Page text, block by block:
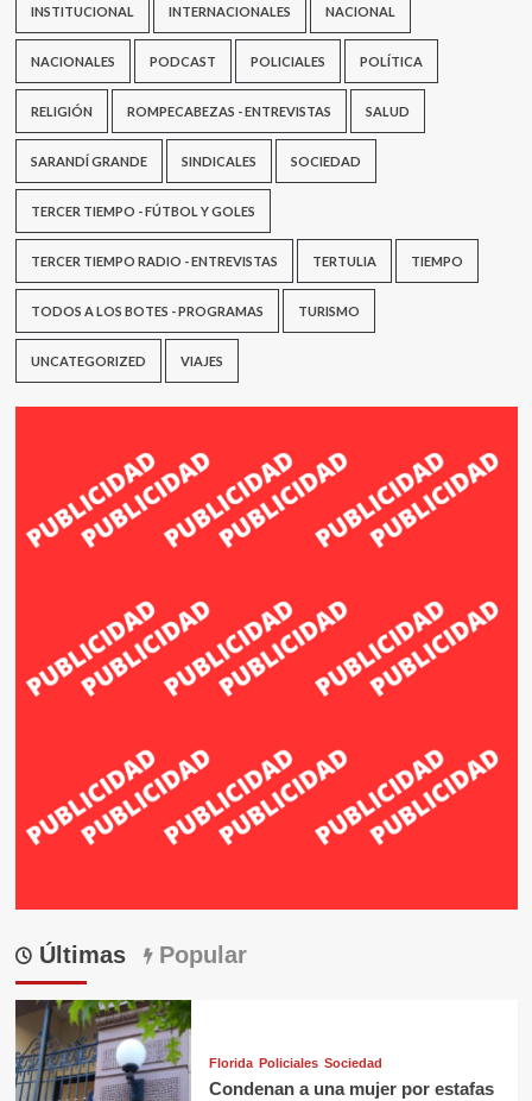
INSTITUCIONAL INTERNACIONALES NACIONAL
NACIONALES PODCAST POLICIALES POLÍTICA
RELIGIÓN ROMPECABEZAS - ENTREVISTAS SALUD
SARANDÍ GRANDE SINDICALES SOCIEDAD
TERCER TIEMPO - FÚTBOL Y GOLES
TERCER TIEMPO RADIO - ENTREVISTAS TERTULIA TIEMPO
TODOS A LOS BOTES - PROGRAMAS TURISMO
UNCATEGORIZED VIAJES
Últimas Popular
Florida Policiales Sociedad
Condenan a una mujer por estafas